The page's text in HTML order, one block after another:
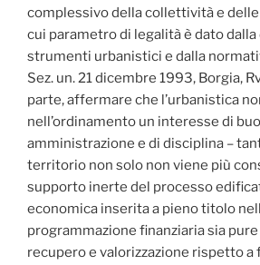
complessivo della collettività e
cui parametro di legalità è dato
strumenti urbanistici e dalla
Sez. un. 21 dicembre 1993, Borgia,
parte, affermare che l’urbanistica
nell’ordinamento un interesse di
amministrazione e di disciplina –
territorio non solo non viene più
supporto inerte del processo
economica inserita a pieno titolo
programmazione finanziaria sia
recupero e valorizzazione rispetto a